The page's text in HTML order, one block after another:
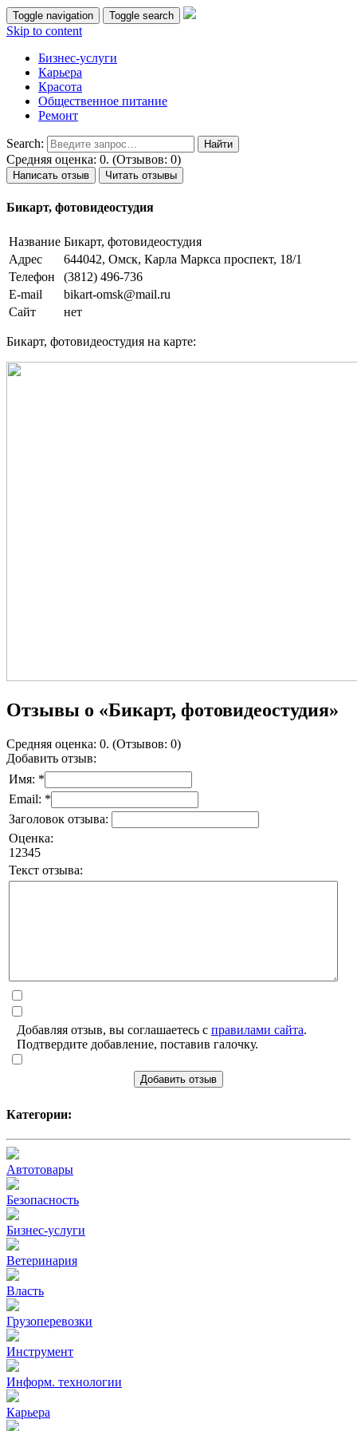
Toggle navigation Toggle search
Skip to content
Бизнес-услуги
Карьера
Красота
Общественное питание
Ремонт
Search:
Средняя оценка: 0. (Отзывов: 0)
Написать отзыв Читать отзывы
Бикарт, фотовидеостудия
Название Бикарт, фотовидеостудия
Адрес
644042, Омск, Карла Маркса проспект, 18/1
Телефон
(3812) 496-736
E-mail
bikart-omsk@mail.ru
Сайт
нет
Бикарт, фотовидеостудия на карте:
Отзывы о «Бикарт, фотовидеостудия»
Средняя оценка: 0. (Отзывов: 0)
Добавить отзыв:
Имя: *
Email: *
Заголовок отзыва:
Оценка:
1 2345
Текст отзыва:
Добавляя отзыв, вы соглашаетесь с правилами сайта.
Подтвердите добавление, поставив галочку.
Добавить отзыв
Категории:
Автотовары
Безопасность
Бизнес-услуги
Ветеринария
Власть
Грузоперевозки
Инструмент
Информ. технологии
Карьера